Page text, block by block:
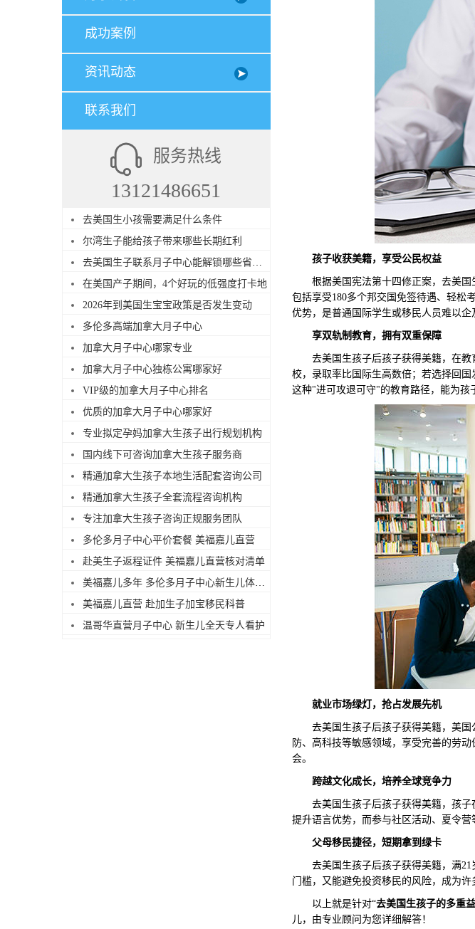
成功案例
资讯动态
联系我们
服务热线
13121486651
去美国生小孩需要满足什么条件
尔湾生子能给孩子带来哪些长期红利
去美国生子联系月子中心能解锁哪些省心服务
在美国产子期间，4个好玩的低强度打卡地
2026年到美国生宝宝政策是否发生变动
多伦多高端加拿大月子中心
加拿大月子中心哪家专业
加拿大月子中心独栋公寓哪家好
VIP级的加拿大月子中心排名
优质的加拿大月子中心哪家好
专业拟定孕妈加拿大生孩子出行规划机构
国内线下可咨询加拿大生孩子服务商
精通加拿大生孩子本地生活配套咨询公司
精通加拿大生孩子全套流程咨询机构
专注加拿大生孩子咨询正规服务团队
多伦多月子中心平价套餐 美福嘉儿直营
赴美生子返程证件 美福嘉儿直营核对清单
美福嘉儿多年 多伦多月子中心新生儿体检陪同
美福嘉儿直营 赴加生子加宝移民科普
温哥华直营月子中心 新生儿全天专人看护
孩子收获美籍， 享受公民权益
根据美国宪法第十四修正案，去美国
包括享受180多个邦交国免签待遇、轻松
优势，是普通国际学生或移民人员难以企
享双轨制教育，拥有双重保障
去美国生孩子后孩子获得美籍，在教
校，录取率比国际生高数倍；若选择回
这种"进可攻退可守"的教育路径，能为孩
就业市场绿灯，抢占发展先机
去美国生孩子后孩子获得美籍，美国
防、高科技等敏感领域，享受完善的劳
会。
跨越文化成长，培养全球竞争力
去美国生孩子后孩子获得美籍，孩子
提升语言优势，而参与社区活动、夏令
父母移民捷径， 短期拿到绿卡
去美国生孩子后孩子获得美籍，满21
门槛，又能避免投资移民的风险，成为许
以上就是针对“去美国生孩子的多重
儿，由专业顾问为您详细解答！